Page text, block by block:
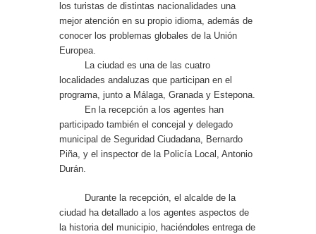
los turistas de distintas nacionalidades una
mejor atención en su propio idioma, además de
conocer los problemas globales de la Unión
Europea.
La ciudad es una de las cuatro
localidades andaluzas que participan en el
programa, junto a Málaga, Granada y Estepona.
En la recepción a los agentes han
participado también el concejal y delegado
municipal de Seguridad Ciudadana, Bernardo
Piña, y el inspector de la Policía Local, Antonio
Durán.
Durante la recepción, el alcalde de la
ciudad ha detallado a los agentes aspectos de
la historia del municipio, haciéndoles entrega de